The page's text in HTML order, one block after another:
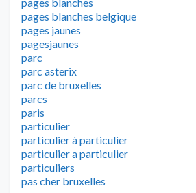
pages blanches belgique
pages jaunes
pagesjaunes
parc
parc asterix
parc de bruxelles
parcs
paris
particulier
particulier à particulier
particulier a particulier
particuliers
pas cher bruxelles